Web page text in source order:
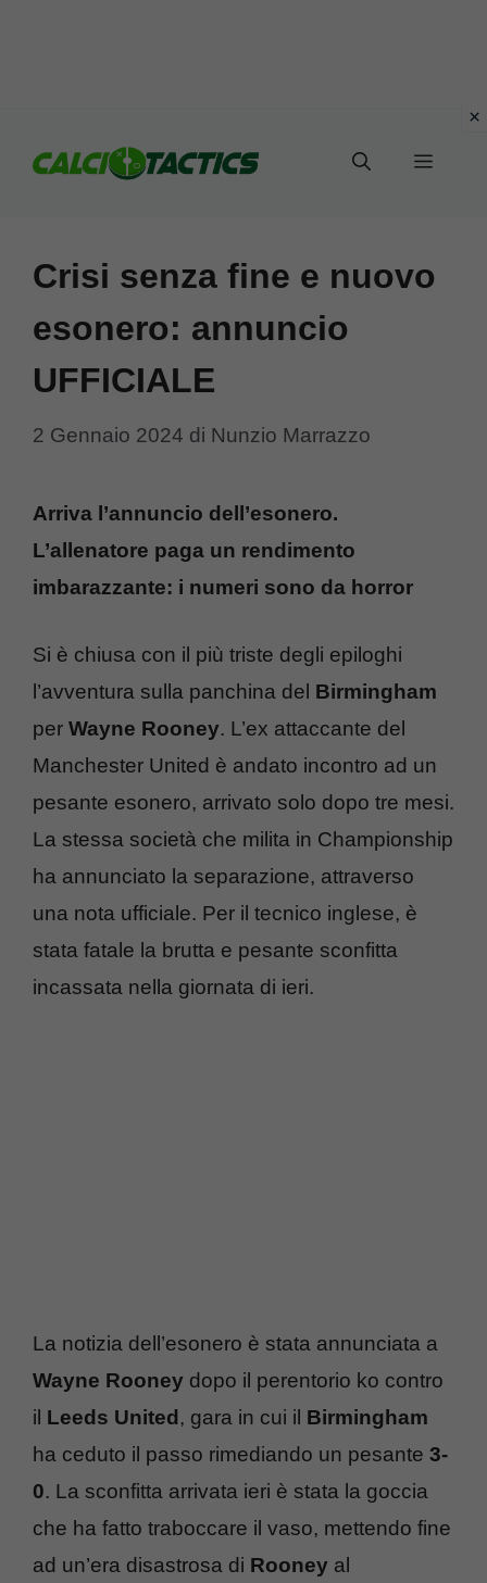
Menu
Crisi senza fine e nuovo
esonero: annuncio
UFFICIALE
2 Gennaio 2024 di Nunzio Marrazzo
Arriva l’annuncio dell’esonero.
L’allenatore paga un rendimento
imbarazzante: i numeri sono da horror
Si è chiusa con il più triste degli epiloghi
l’avventura sulla panchina del Birmingham
per Wayne Rooney. L’ex attaccante del
Manchester United è andato incontro ad un
pesante esonero, arrivato solo dopo tre mesi.
La stessa società che milita in Championship
ha annunciato la separazione, attraverso
una nota ufficiale. Per il tecnico inglese, è
stata fatale la brutta e pesante sconfitta
incassata nella giornata di ieri.
La notizia dell’esonero è stata annunciata a
Wayne Rooney dopo il perentorio ko contro
il Leeds United, gara in cui il Birmingham
ha ceduto il passo rimediando un pesante 3-
0. La sconfitta arrivata ieri è stata la goccia
che ha fatto traboccare il vaso, mettendo fine
ad un’era disastrosa di Rooney al